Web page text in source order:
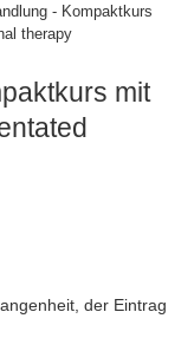
- Kompaktkurs
therapy
mit
der Eintrag